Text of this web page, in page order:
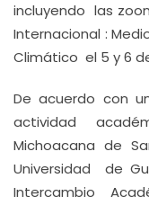
incluyendo las
Internacional :
Climático el 5 y 6
De acuerdo con
actividad
Michoacana de
Universidad de
Intercambio